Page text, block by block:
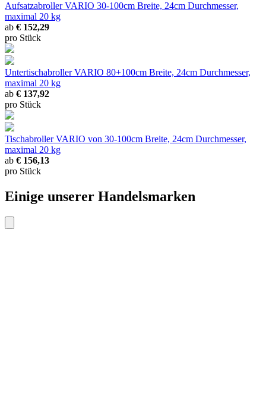
Aufsatzabroller VARIO 30-100cm Breite, 24cm Durchmesser,
maximal 20 kg
ab € 152,29
pro Stück
Untertischabroller VARIO 80+100cm Breite, 24cm Durchmesser,
maximal 20 kg
ab € 137,92
pro Stück
Tischabroller VARIO von 30-100cm Breite, 24cm Durchmesser,
maximal 20 kg
ab € 156,13
pro Stück
Einige unserer Handelsmarken